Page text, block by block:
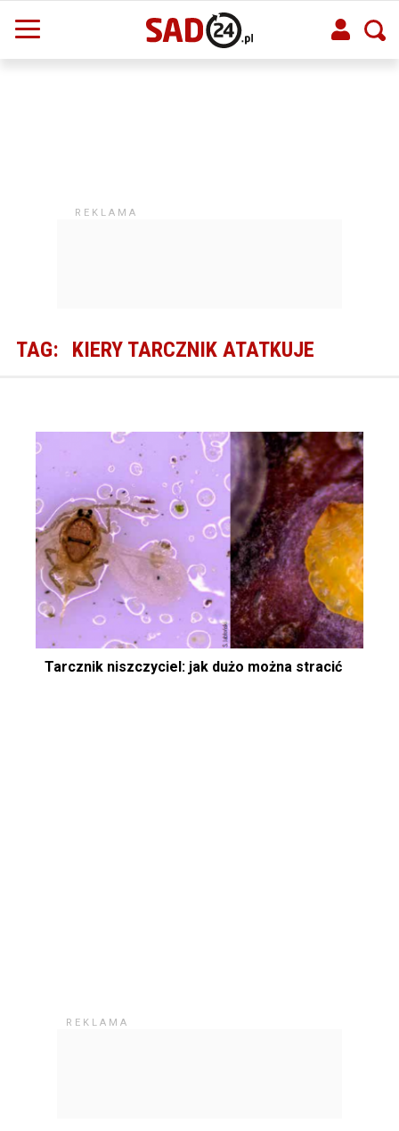
TAG: KIERY TARCZNIK ATATKUJE
Tarcznik niszczyciel: jak dużo można stracić